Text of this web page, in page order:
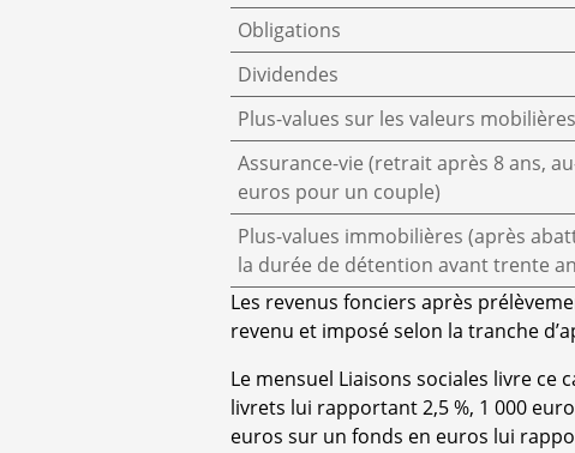
Obligations
Dividendes
Plus-values sur les valeurs mobilières
Assurance-vie (retrait après 8 ans,
euros pour un couple)
Plus-values immobilières (après
la durée de détention avant trente
Les revenus fonciers après
revenu et imposé selon la tranche
Le mensuel Liaisons sociales livre ce
livrets lui rapportant 2,5 %, 1 000
euros sur un fonds en euros lui